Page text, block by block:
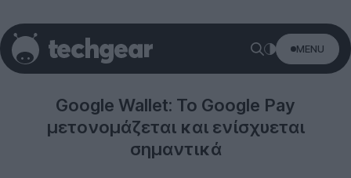
MENU
Google Wallet: Το Google Pay
μετονομάζεται και ενίσχυεται
σημαντικά